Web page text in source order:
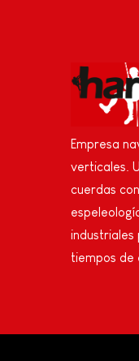
Empresa
verticales.
cuerdas
industriales
tiempos de